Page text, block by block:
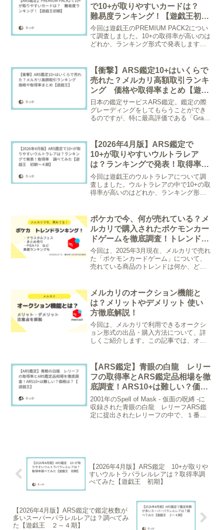
で10+が取りやすいカードは？
難易度ランキング！【遊戯王初
期】
今回は遊戯王のPREMIUM PACK2につい
て調査しました。10+の取得率が高いのは
どれか、ランキング形式で発表します。
ックするとトレトクの在庫ページへメ...
【衝撃】ARS鑑定10+はいくらで
売れた？メルカリ高額取引ランキ
ング 価格や取得率まとめ【遊戯
王】
日本の鑑定サービスARS鑑定。鑑定の際
グレーディングをしてもらうことができ
るのですが、特に最高評価である「Grade
しくありません。今回はメルカリにおい
て、直近（...
【2026年4月版】ARS鑑定で
10+が取りやすいウルトラレア
は？ランキングで発表！取得率
調べてみた【遊戯王 初期～４
期】
今回は遊戯王のウルトラレアについて調
査しました。ウルトラレアの中で10+の取
得率が高いのはどれか、ランキング形式
象。画像をクリックするとトレトクの在
庫ページ...
ポケカで今、何が売れている？メ
ルカリで購入されたポケモンカー
ドゲームを徹底調査！トレンド
は？
今回は、2025年3月現在、メルカリで売れ
た「ポケモンカードゲーム」について、
売れている商品のトレンドは何か、どん
ド AR SAR テラスタルフェスex等の
商品が非常に人...
メルカリのオークション機能と
は？メリットやデメリット 使い
方徹底解説！
今回は、メルカリで利用できるオークシ
ョン形式の出品・購入方法について、詳
しくご紹介します。この記事では、オー
く解説しますので、初めての方もぜひチ
ェックしてくださいね。メ...
【ARS鑑定】青眼の白龍 レリー
フの取得率とARS鑑定品相場を徹
底調査！ARS10+は難しい？価格
は？【遊戯王】
2001年のSpell of Mask - 仮面の呪縛 -に
収録された青眼の白龍 レリーフARS鑑
定に提出されたレリーフの中で、１番鑑
【2026年4月版】ARS鑑定 10+が取りや
すいウルトラパラレルレアは？取得率調
べてみた【遊戯王 初期】
【2026年4月版】ARS鑑定で鑑定枚数が
多いスーパーパラレルレアは？調べてみ
た【遊戯王 ２～４期】